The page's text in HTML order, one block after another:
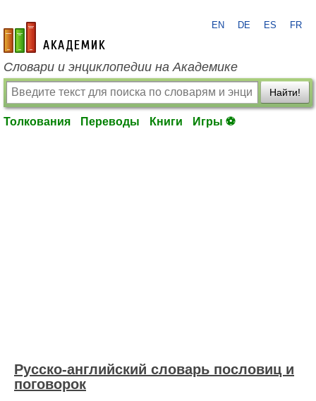
academic.ru
EN DE ES FR
Словари и энциклопедии на Академике
Найти!
Толкования Переводы Книги Игры ⚽
Русско-английский словарь пословиц и
поговорок